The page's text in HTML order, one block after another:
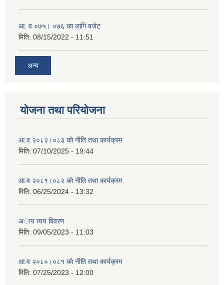
आ. व ०७५। ०७६ का लागि बजेट
मिति: 08/15/2022 - 11:51
अन्य
योजना तथा परियोजना
आ.व २०८२।०८३ काे नीति तथा कार्यक्रम
मिति: 07/10/2025 - 19:44
आ.व २०८१।०८२ काे नीति तथा कार्यक्रम
मिति: 06/25/2024 - 13:32
अाय व्यय विवरण
मिति: 09/05/2023 - 11:03
आ.व २०८०।०८१ काे नीति तथा कार्यक्रम
मिति: 07/25/2023 - 12:00